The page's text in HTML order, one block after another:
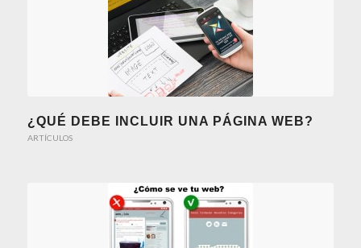
¿QUÉ DEBE INCLUIR UNA PÁGINA WEB?
ARTÍCULOS